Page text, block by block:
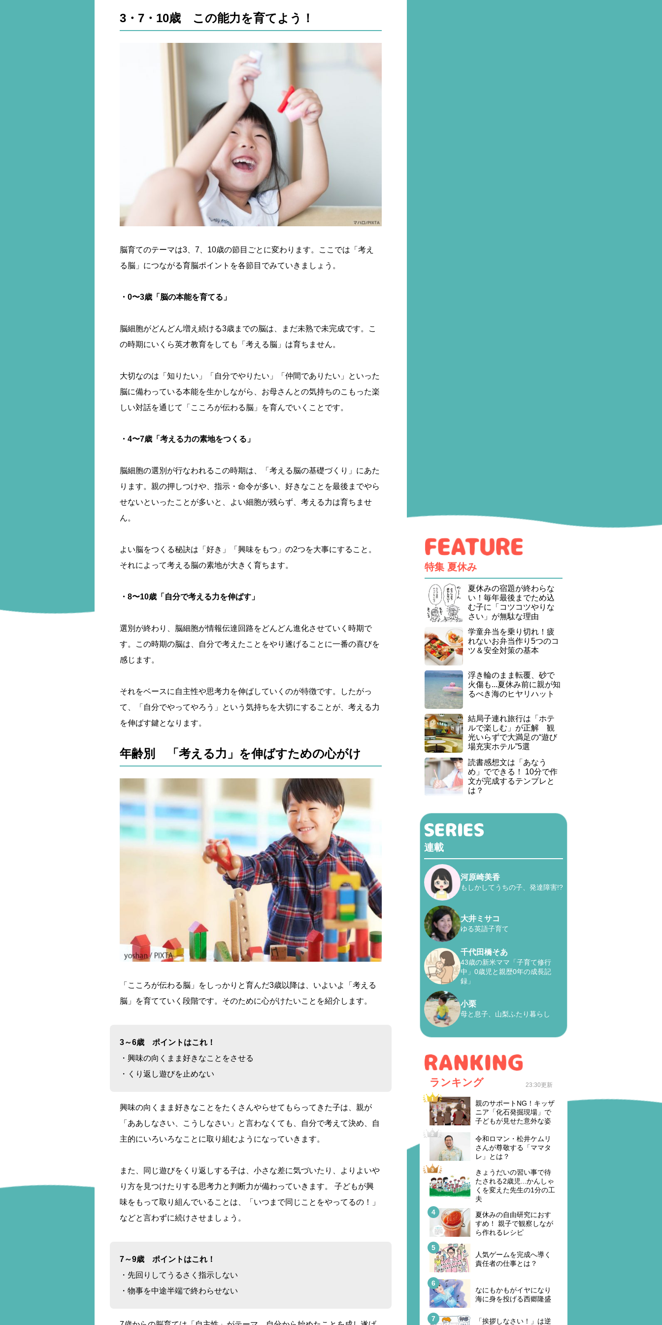
3・7・10歳 この能力を育てよう！
脳育てのテーマは3、7、10歳の節目ごとに変わります。ここでは「考え
る脳」につながる育脳ポイントを各節目でみていきましょう。
・0〜3歳「脳の本能を育てる」
脳細胞がどんどん増え続ける3歳までの脳は、まだ未熟で未完成です。こ
の時期にいくら英才教育をしても「考える脳」は育ちません。
大切なのは「知りたい」「自分でやりたい」「仲間でありたい」といった
脳に備わっている本能を生かしながら、お母さんとの気持ちのこもった楽
しい対話を通じて「こころが伝わる脳」を育んでいくことです。
・4〜7歳「考える力の素地をつくる」
脳細胞の選別が行なわれるこの時期は、「考える脳の基礎づくり」にあた
ります。親の押しつけや、指示・命令が多い、好きなことを最後までやら
せないといったことが多いと、よい細胞が残らず、考える力は育ちませ
ん。
よい脳をつくる秘訣は「好き」「興味をもつ」の2つを大事にすること。
それによって考える脳の素地が大きく育ちます。
・8〜10歳「自分で考える力を伸ばす」
選別が終わり、脳細胞が情報伝達回路をどんどん進化させていく時期で
す。この時期の脳は、自分で考えたことをやり遂げることに一番の喜びを
感じます。
それをベースに自主性や思考力を伸ばしていくのが特徴です。したがっ
て、「自分でやってやろう」という気持ちを大切にすることが、考える力
を伸ばす鍵となります。
年齢別 「考える力」を伸ばすための心がけ
「こころが伝わる脳」をしっかりと育んだ3歳以降は、いよいよ「考える
脳」を育てていく段階です。そのために心がけたいことを紹介します。
3～6歳 ポイントはこれ！
・興味の向くまま好きなことをさせる
・くり返し遊びを止めない
興味の向くまま好きなことをたくさんやらせてもらってきた子は、親が
「ああしなさい、こうしなさい」と言わなくても、自分で考えて決め、自
主的にいろいろなことに取り組むようになっていきます。
また、同じ遊びをくり返しする子は、小さな差に気づいたり、よりよいや
り方を見つけたりする思考力と判断力が備わっていきます。 子どもが興
味をもって取り組んでいることは、「いつまで同じことをやってるの！」
などと言わずに続けさせましょう。
7～9歳 ポイントはこれ！
・先回りしてうるさく指示しない
・物事を中途半端で終わらせない
特集 夏休み
夏休みの宿題が終わらな
い！毎年最後までため込
む子に「コツコツやりな
さい」が無駄な理由
学童弁当を乗り切れ！疲
れないお弁当作り5つのコ
ツ＆安全対策の基本
浮き輪のまま転覆、砂で
火傷も...夏休み前に親が知
るべき海のヒヤリハット
結局子連れ旅行は「ホテ
ルで楽しむ」が正解 観
光いらずで大満足の“遊び
場充実ホテル”5選
読書感想文は「あなう
め」でできる！ 10分で作
文が完成するテンプレと
は？
連載
河原崎美香
もしかしてうちの子、発達障害!?
大井ミサコ
ゆる英語子育て
千代田橋そあ
43歳の新米ママ「子育て修行
中」0歳児と親歴0年の成長記
録」
小栗
母と息子、山梨ふたり暮らし
ランキング 23:30更新
親のサポートNG！キッザ
ニア「化石発掘現場」で
子どもが見せた意外な姿
令和ロマン・松井ケムリ
さんが尊敬する「ママタ
レ」とは？
きょうだいの習い事で待
たされる2歳児...かんしゃ
くを変えた先生の1分の工
夫
夏休みの自由研究におす
すめ！ 親子で観察しなが
ら作れるレシピ
人気ゲームを完成へ導く
責任者の仕事とは？
なにもかもがイヤになり
海に身を投げる西郷隆盛
「挨拶しなさい！」は逆